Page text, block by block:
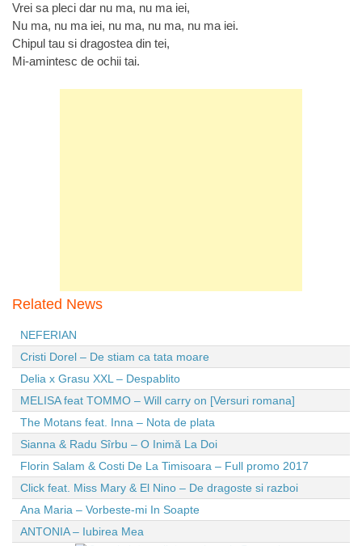
Vrei sa pleci dar nu ma, nu ma iei,
Nu ma, nu ma iei, nu ma, nu ma, nu ma iei.
Chipul tau si dragostea din tei,
Mi-amintesc de ochii tai.
Related News
NEFERIAN
Cristi Dorel – De stiam ca tata moare
Delia x Grasu XXL – Despablito
MELISA feat TOMMO – Will carry on [Versuri romana]
The Motans feat. Inna – Nota de plata
Sianna & Radu Sîrbu – O Inimă La Doi
Florin Salam & Costi De La Timisoara – Full promo 2017
Click feat. Miss Mary & El Nino – De dragoste si razboi
Ana Maria – Vorbeste-mi In Soapte
ANTONIA – Iubirea Mea